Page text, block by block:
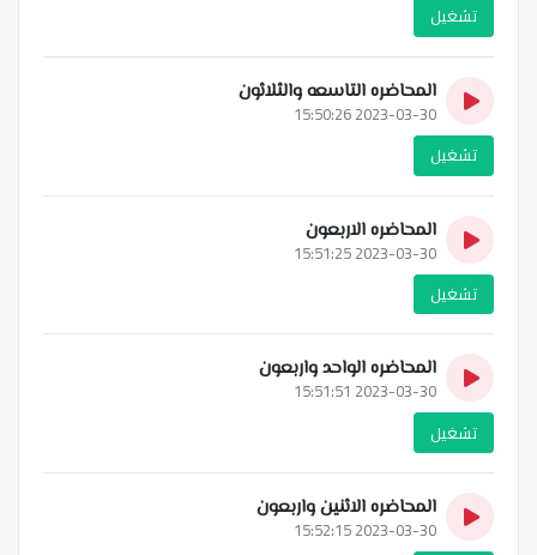
تشغيل
المحاضره التاسعه والثلاثون
2023-03-30 15:50:26
تشغيل
المحاضره الاربعون
2023-03-30 15:51:25
تشغيل
المحاضره الواحد واربعون
2023-03-30 15:51:51
تشغيل
المحاضره الاثنين واربعون
2023-03-30 15:52:15